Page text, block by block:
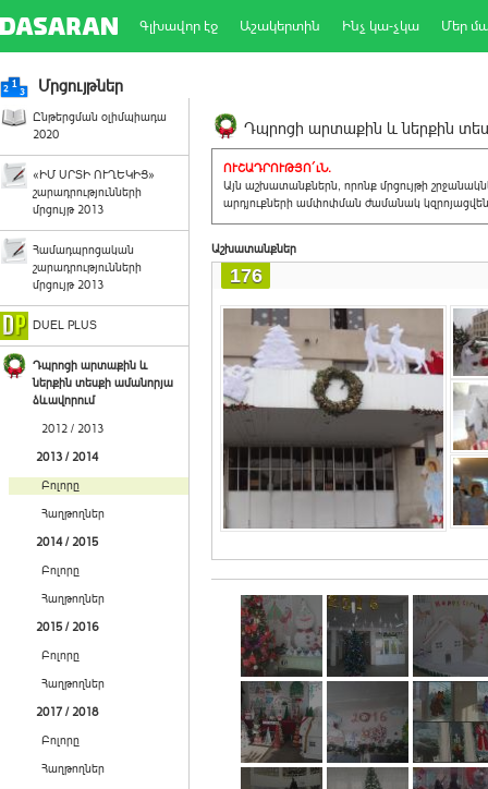
Գլխավոր էջ Աշակերտին Ինչ կա-չկա Մեր
Մրցույթներ
Ընթերցման օլիմպիադա
2020
«ԻՄ ՍՐՏԻ ՈՒՂԵԿԻՑ»
շարադրությունների
մրցույթ 2013
Համադպրոցական
շարադրությունների
մրցույթ 2013
DUEL PLUS
Դպրոցի արտաքին և
ներքին տեսքի ամանորյա
ձևավորում
2012 / 2013
2013 / 2014
Բոլորը
Հաղթողներ
2014 / 2015
Բոլորը
Հաղթողներ
2015 / 2016
Բոլորը
Հաղթողներ
2017 / 2018
Բոլորը
Հաղթողներ
Դպրոցի արտաքին և ներքին
ՈՒՇԱԴՐՈՒԹՅՈ´ւՆ.
Այն աշխատանքներն, որոնք մրցույթի
արդյուքների ամփոփման ժամանակ
Աշխատանքներ
176